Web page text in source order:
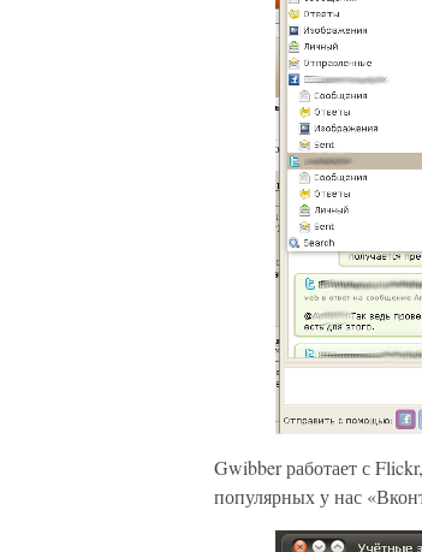
Gwibber работает с
популярных у нас